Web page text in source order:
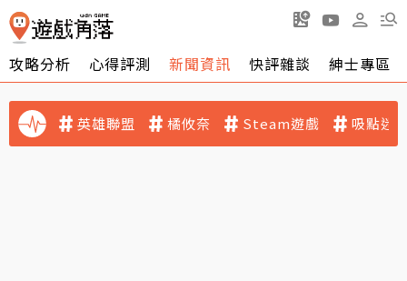
攻略分析 心得評測 新聞資訊 快評雜談 紳士專區
英雄聯盟 橘攸奈 Steam遊戲 吸點迷